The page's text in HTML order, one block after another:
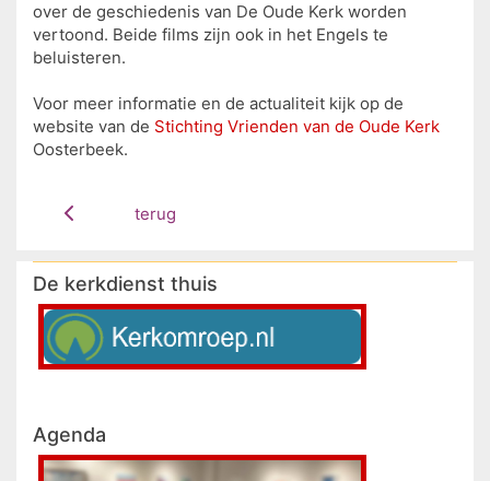
over de geschiedenis van De Oude Kerk worden
vertoond. Beide films zijn ook in het Engels te
beluisteren.
Voor meer informatie en de actualiteit kijk op de
website van de Stichting Vrienden van de Oude Kerk
Oosterbeek.
terug
De kerkdienst thuis
Agenda